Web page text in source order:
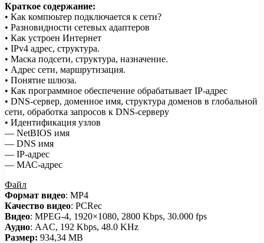
Краткое содержание:
• Как компюьтер подключается к сети?
• Разновидности сетевых адаптеров
• Как устроен Интернет
• IPv4 адрес, структура.
• Маска подсети, структура, назначение.
• Адрес сети, маршрутизация.
• Понятие шлюза.
• Как программное обеспечение обрабатывает IР-адрес
• DNS-сервер, доменное имя, структура доменов в глобальной
сети, обработка запросов к DNS-серверу
• Идентификация узлов
— NetBIOS имя
— DNS имя
— IP-адрес
— МАС-адрес
Файл
Формат видео: MP4
Качество видео: PCRec
Видео: MPEG-4, 1920×1080, 2800 Kbps, 30.000 fps
Аудио: AAC, 192 Kbps, 48.0 KHz
Размер: 934,34 MB